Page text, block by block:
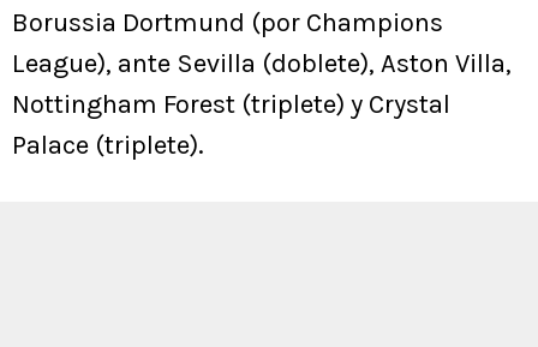
Borussia Dortmund (por Champions
League), ante Sevilla (doblete), Aston Villa,
Nottingham Forest (triplete) y Crystal
Palace (triplete).